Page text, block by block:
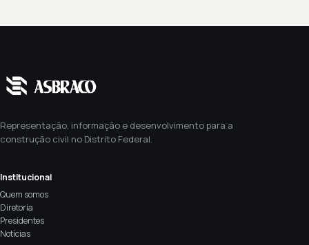
Representação, informação e desenvolvimento para a
construção civil no Distrito Federal.
Institucional
Quem somos
Diretoria
Presidentes
Notícias